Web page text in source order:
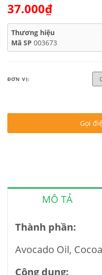
37.000₫
Thương hiệu
Mã SP 003673
ĐƠN VỊ:
Gọi
MÔ TẢ
Thành phần:
Avocado Oil,
Công dụng: